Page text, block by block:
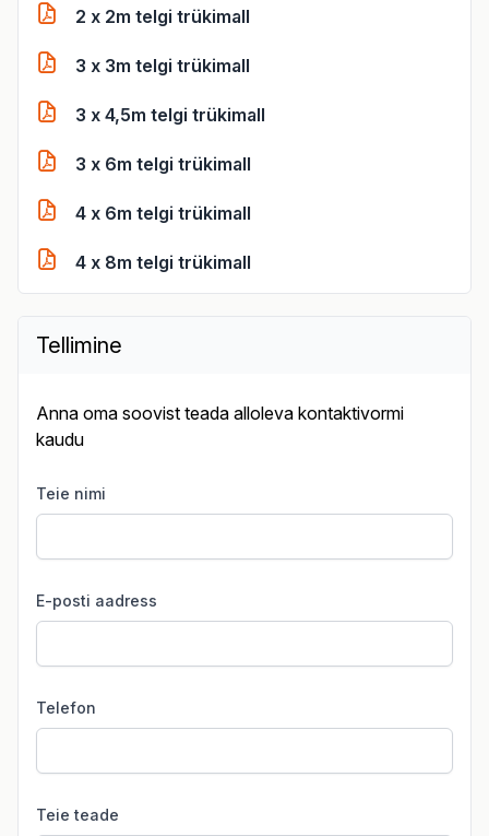
2 x 2m telgi trükimall
3 x 3m telgi trükimall
3 x 4,5m telgi trükimall
3 x 6m telgi trükimall
4 x 6m telgi trükimall
4 x 8m telgi trükimall
Tellimine
Anna oma soovist teada alloleva kontaktivormi
kaudu
Teie nimi
E-posti aadress
Telefon
Teie teade